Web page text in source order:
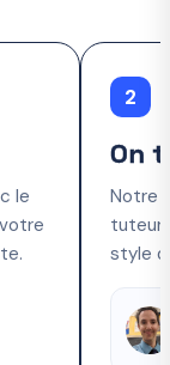
le
2
On
Notre
tuteur
style